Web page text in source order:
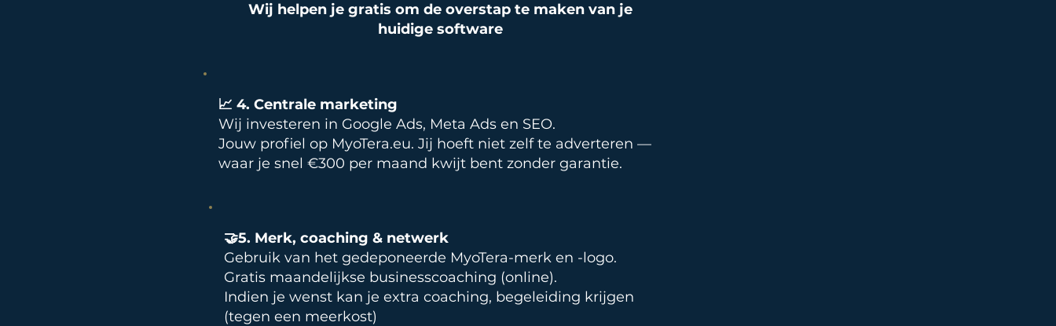
Wij helpen je gratis om de overstap te maken van je
huidige software
📈 4. Centrale marketing
Wij investeren in Google Ads, Meta Ads en SEO.
Jouw profiel op MyoTera.eu. Jij hoeft niet zelf te adverteren —
waar je snel €300 per maand kwijt bent zonder garantie.
🤝5. Merk, coaching & netwerk
Gebruik van het gedeponeerde MyoTera-merk en -logo.
Gratis maandelijkse businesscoaching (online).
Indien je wenst kan je extra coaching, begeleiding krijgen
(tegen een meerkost)